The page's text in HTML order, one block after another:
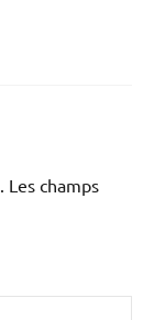
Les champs